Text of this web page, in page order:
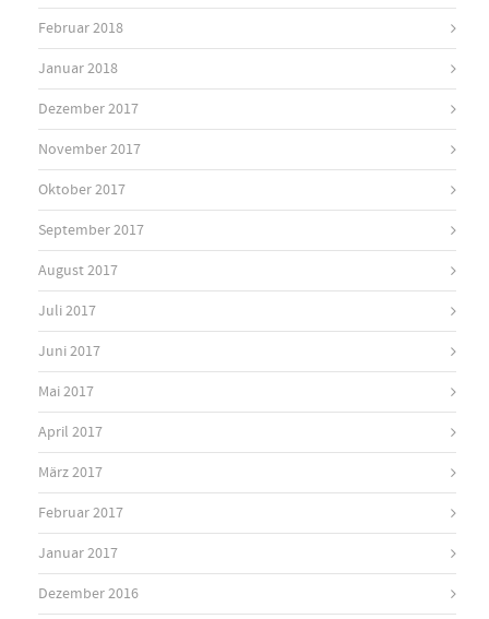
Februar 2018
Januar 2018
Dezember 2017
November 2017
Oktober 2017
September 2017
August 2017
Juli 2017
Juni 2017
Mai 2017
April 2017
März 2017
Februar 2017
Januar 2017
Dezember 2016